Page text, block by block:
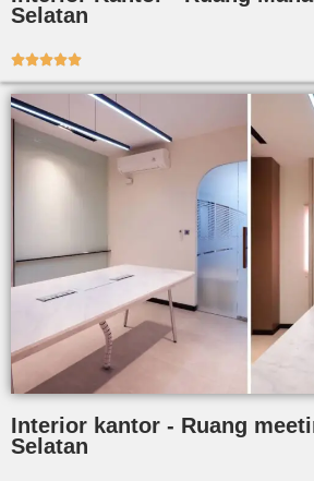
Selatan

Interior kantor - Ruang
Selatan